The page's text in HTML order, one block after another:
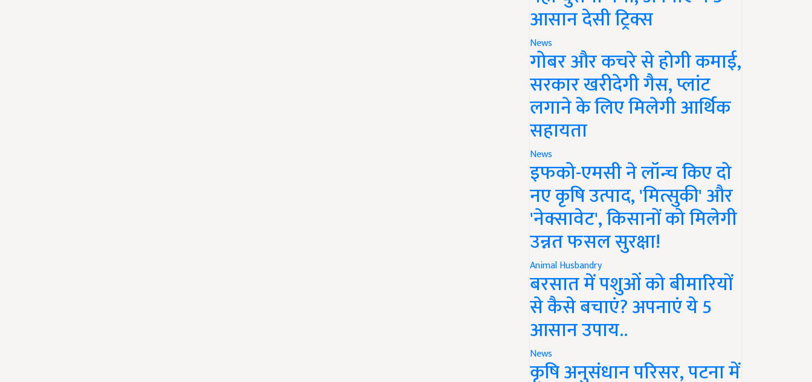
आसान देसी ट्रिक्स
News
गोबर और कचरे से होगी कमाई,
सरकार खरीदेगी गैस, प्लांट
लगाने के लिए मिलेगी आर्थिक
सहायता
News
इफको-एमसी ने लॉन्च किए दो
नए कृषि उत्पाद, 'मित्सुकी' और
'नेक्सावेट', किसानों को मिलेगी
उन्नत फसल सुरक्षा!
Animal Husbandry
बरसात में पशुओं को बीमारियों
से कैसे बचाएं? अपनाएं ये 5
आसान उपाय..
News
कृषि अनुसंधान परिसर, पटना में